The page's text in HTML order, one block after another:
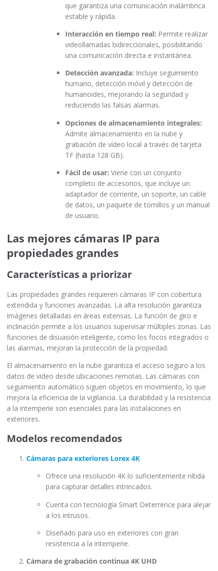
que garantiza una comunicación inalámbrica
estable y rápida.
Interacción en tiempo real: Permite realizar
videollamadas bidireccionales, posibilitando
una comunicación directa e instantánea.
Detección avanzada: Incluye seguimiento
humano, detección móvil y detección de
humanoides, mejorando la seguridad y
reduciendo las falsas alarmas.
Opciones de almacenamiento integrales:
Admite almacenamiento en la nube y
grabación de vídeo local a través de tarjeta
TF (hasta 128 GB).
Fácil de usar: Viene con un conjunto
completo de accesorios, que incluye un
adaptador de corriente, un soporte, un cable
de datos, un paquete de tornillos y un manual
de usuario.
Las mejores cámaras IP para
propiedades grandes
Características a priorizar
Las propiedades grandes requieren cámaras IP con cobertura
extendida y funciones avanzadas. La alta resolución garantiza
imágenes detalladas en áreas extensas. La función de giro e
inclinación permite a los usuarios supervisar múltiples zonas. Las
funciones de disuasión inteligente, como los focos integrados o
las alarmas, mejoran la protección de la propiedad.
El almacenamiento en la nube garantiza el acceso seguro a los
datos de video desde ubicaciones remotas. Las cámaras con
seguimiento automático siguen objetos en movimiento, lo que
mejora la eficiencia de la vigilancia. La durabilidad y la resistencia
a la intemperie son esenciales para las instalaciones en
exteriores.
Modelos recomendados
Cámaras para exteriores Lorex 4K
Ofrece una resolución 4K lo suficientemente nítida
para capturar detalles intrincados.
Cuenta con tecnología Smart Deterrence para alejar
a los intrusos.
Diseñado para uso en exteriores con gran
resistencia a la intemperie.
Cámara de grabación continua 4K UHD